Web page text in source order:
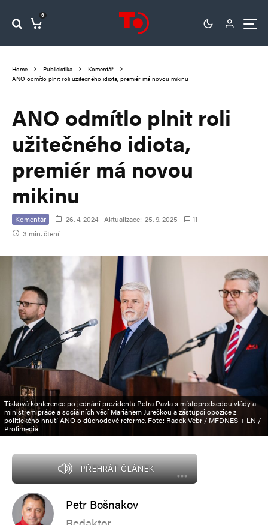
0
Home Publicistika
Komentář
ANO odmítlo plnit roli užitečného idiota, premiér má novou mikinu
ANO odmítlo plnit roli
užitečného idiota,
premiér má novou
mikinu
Komentář 26. 4. 2024 Aktualizace: 25. 9. 2025
11
3 min. čtení
Tisková konference po jednání prezidenta Petra Pavla s místopředsedou vlády a
ministrem práce a sociálních věcí Mariánem Jurečkou a zástupci opozice z
politického hnutí ANO o důchodové reformě. Foto: Radek Vebr / MFDNES + LN /
Profimedia
PŘEHRÁT ČLÁNEK
Petr Bošnakov